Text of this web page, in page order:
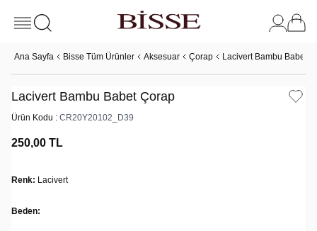
Ana Sayfa Bisse Tüm Ürünler Aksesuar Çorap Lacivert Bambu Babet
Lacivert Bambu Babet Çorap
Ürün Kodu : CR20Y20102_D39
250,00 TL
Renk: Lacivert
Beden: